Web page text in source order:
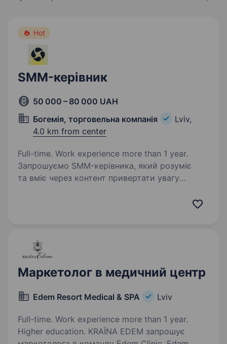
Hot
SMM-керівник
50 000 – 80 000 UAH
Богемія, торговельна компанія
Lviv,
4.0 km from center
Full-time. Work experience more than 1 year.
Запрошуємо SMM-керівника, який розуміє
та вміє через контент привертати увагу
та впливати на кількість звернень за якими
Маркетолог в медичний центр
Edem Resort Medical & SPA Lviv
Full-time. Work experience more than 1 year.
Higher education. KRAЇNA EDEM запрошує